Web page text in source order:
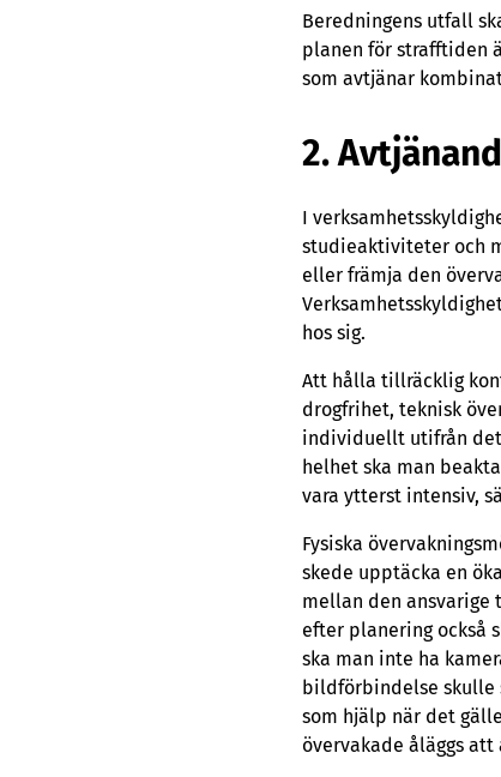
Beredningens utfall
planen för strafftiden
som avtjänar
2.
I
studieaktiviteter och
eller främja den
hos sig.
Att hålla tillräcklig
drogfrihet, teknisk
individuellt utifrån det
helhet ska man
vara ytterst intensiv,
Fysiska
skede upptäcka en
mellan den ansvarige
efter planering också
ska man inte ha
bildförbindelse skulle
som hjälp när det
övervakade åläggs